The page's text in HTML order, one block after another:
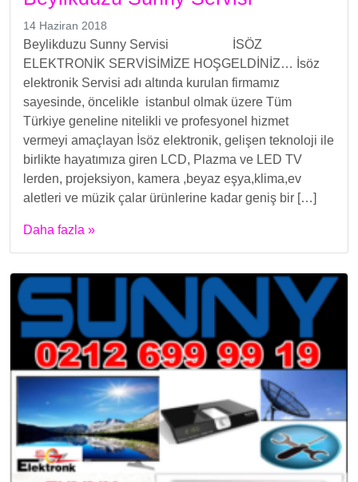
14 Haziran 2018
Beylikduzu Sunny Servisi İSÖZ
ELEKTRONİK SERVİSİMİZE HOŞGELDİNİZ… İsöz
elektronik Servisi adı altında kurulan firmamız
sayesinde, öncelikle istanbul olmak üzere Tüm
Türkiye geneline nitelikli ve profesyonel hizmet
vermeyi amaçlayan İsöz elektronik, gelişen teknoloji ile
birlikte hayatımıza giren LCD, Plazma ve LED TV
lerden, projeksiyon, kamera ,beyaz eşya,klima,ev
aletleri ve müzik çalar ürünlerine kadar geniş bir […]
Daha fazla »